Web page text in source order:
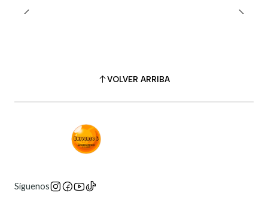
VOLVER ARRIBA
Síguenos